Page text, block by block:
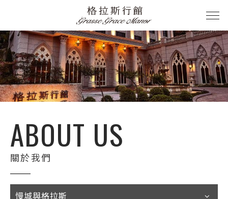
ABOUT US
關於我們
慢城與格拉斯